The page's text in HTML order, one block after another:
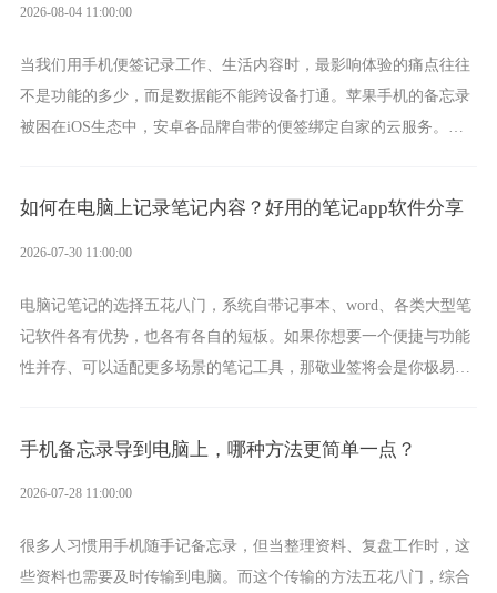
2026-08-04 11:00:00
当我们用手机便签记录工作、生活内容时，最影响体验的痛点往往
不是功能的多少，而是数据能不能跨设备打通。苹果手机的备忘录
被困在iOS生态中，安卓各品牌自带的便签绑定自家的云服务。而
如何在电脑上记录笔记内容？好用的笔记app软件分享
2026-07-30 11:00:00
电脑记笔记的选择五花八门，系统自带记事本、word、各类大型笔
记软件各有优势，也各有各自的短板。如果你想要一个便捷与功能
性并存、可以适配更多场景的笔记工具，那敬业签将会是你极易上
手机备忘录导到电脑上，哪种方法更简单一点？
2026-07-28 11:00:00
很多人习惯用手机随手记备忘录，但当整理资料、复盘工作时，这
些资料也需要及时传输到电脑。而这个传输的方法五花八门，综合